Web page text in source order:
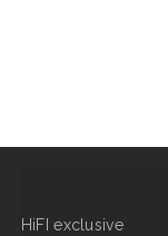
HiFI exclusive